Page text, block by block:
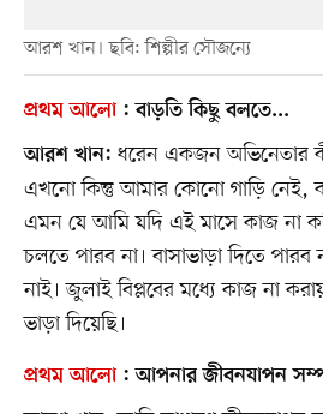
আরশ খান। ছবি: শিল্পীর সৌজন্যে
প্রথম আলো:বাড়তি কিছু বলতে...
আরশ খান: ধরেন একজন অভিনেতার
এখনো কিন্তু আমার কোনো গাড়ি নেই,
এমন যে আমি যদি এই মাসে কাজ না
চলতে পারব না। বাসাভাড়া দিতে
নাই। জুলাই বিপ্লবের মধ্যে কাজ না
ভাড়া দিয়েছি।
প্রথম আলো:আপনার জীবনযাপন